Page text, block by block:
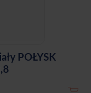
POŁYSK